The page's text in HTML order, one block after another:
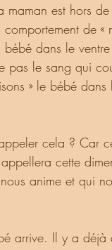
est hors
comportement de
dans le
pas le sang qui
» le bébé dans
cette
anime et qui